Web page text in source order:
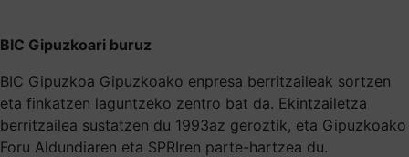
BIC Gipuzkoari buruz
BIC Gipuzkoa Gipuzkoako enpresa berritzaileak sortzen
eta finkatzen laguntzeko zentro bat da. Ekintzailetza
berritzailea sustatzen du 1993az geroztik, eta Gipuzkoako
Foru Aldundiaren eta SPRIren parte-hartzea du.